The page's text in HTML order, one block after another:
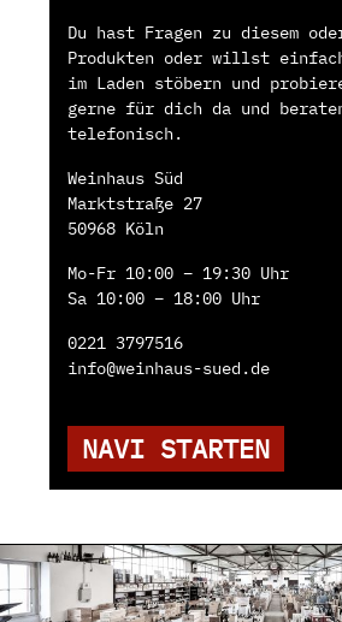
Du hast Fragen zu diesem
Produkten oder willst
im Laden stöbern und
gerne für dich da und
telefonisch.
Weinhaus Süd
Marktstraße 27
50968 Köln
Mo-Fr 10:00 – 19:30 Uhr
Sa 10:00 – 18:00 Uhr
0221 3797516
info@weinhaus-sued.de
NAVI STARTEN